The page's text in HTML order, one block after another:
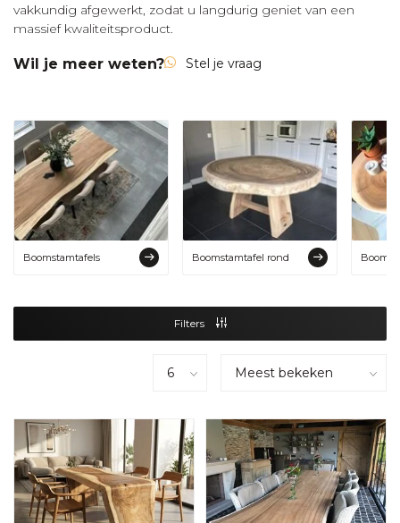
vakkundig afgewerkt, zodat u langdurig geniet van een
massief kwaliteitsproduct.
Wil je meer weten? Stel je vraag
Boomstamtafels Boomstamtafel rond
Filters